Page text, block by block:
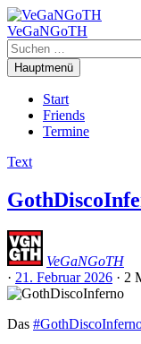
Zum
Inhalt
springen
VeGaNGoTH
Suchen
nach:
Hauptmenü
Start
Friends
Termine
Text
VeGaNGoTH
· 21. Februar 2026 · 2
Das